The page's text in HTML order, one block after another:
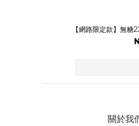
【網路限定款】無
關於我